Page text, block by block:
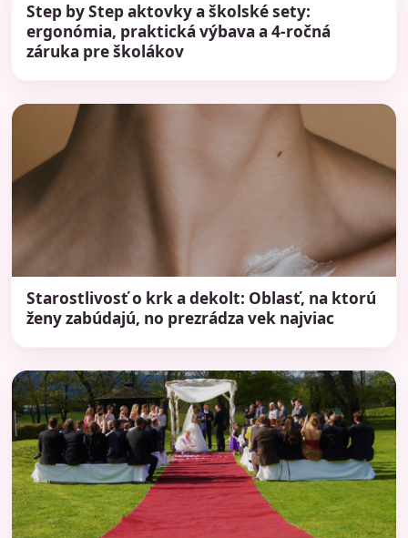
Step by Step aktovky a školské sety:
ergonómia, praktická výbava a 4-ročná
záruka pre školákov
Starostlivosť o krk a dekolt: Oblasť, na ktorú
ženy zabúdajú, no prezrádza vek najviac